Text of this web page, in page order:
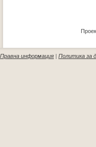
Правна информация | Политика за